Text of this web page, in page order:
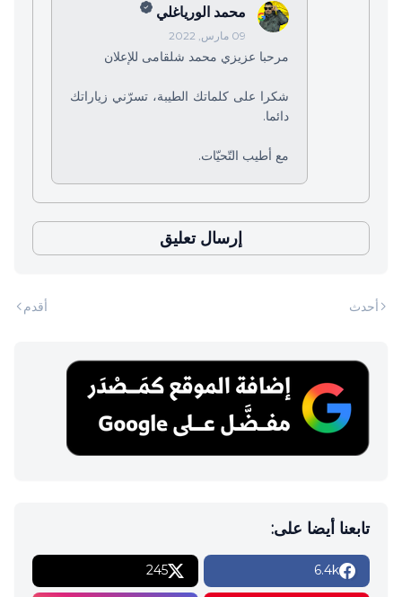
محمد الورياغلي
09 مارس, 2022
مرحبا عزيزي محمد شلقامى للإعلان
شكرا على كلماتك الطيبة، تسرّني زياراتك
دائما.
مع أطيب التّحيّات.
إرسال تعليق
أحدث أقدم
تابعنا أيضا على:
6.4k
245